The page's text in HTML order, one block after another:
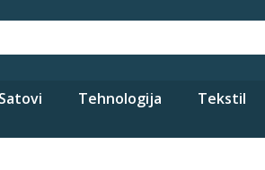
Satovi Tehnologija Tekstil